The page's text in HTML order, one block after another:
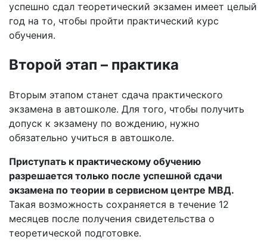
успешно сдал теоретический экзамен имеет целый
год на то, чтобы пройти практический курс
обучения.
Второй этап – практика
Вторым этапом станет сдача практического
экзамена в автошколе. Для того, чтобы получить
допуск к экзамену по вождению, нужно
обязательно учиться в автошколе.
Приступать к практическому обучению
разрешается только после успешной сдачи
экзамена по теории в сервисном центре МВД.
Такая возможность сохраняется в течение 12
месяцев после получения свидетельства о
теоретической подготовке.